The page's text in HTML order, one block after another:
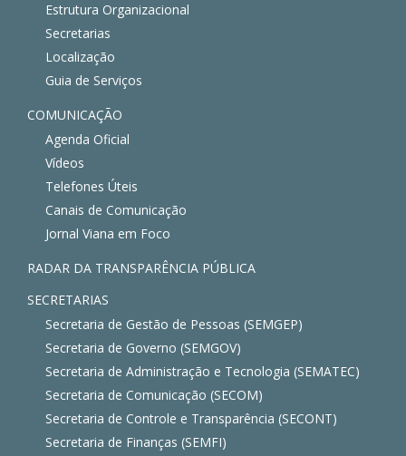
Estrutura Organizacional
Secretarias
Localização
Guia de Serviços
COMUNICAÇÃO
Agenda Oficial
Vídeos
Telefones Úteis
Canais de Comunicação
Jornal Viana em Foco
RADAR DA TRANSPARÊNCIA PÚBLICA
SECRETARIAS
Secretaria de Gestão de Pessoas (SEMGEP)
Secretaria de Governo (SEMGOV)
Secretaria de Administração e Tecnologia (SEMATEC)
Secretaria de Comunicação (SECOM)
Secretaria de Controle e Transparência (SECONT)
Secretaria de Finanças (SEMFI)